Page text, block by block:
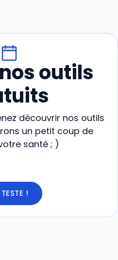
outils
découvrir nos outils
un petit coup de
santé ; )
!